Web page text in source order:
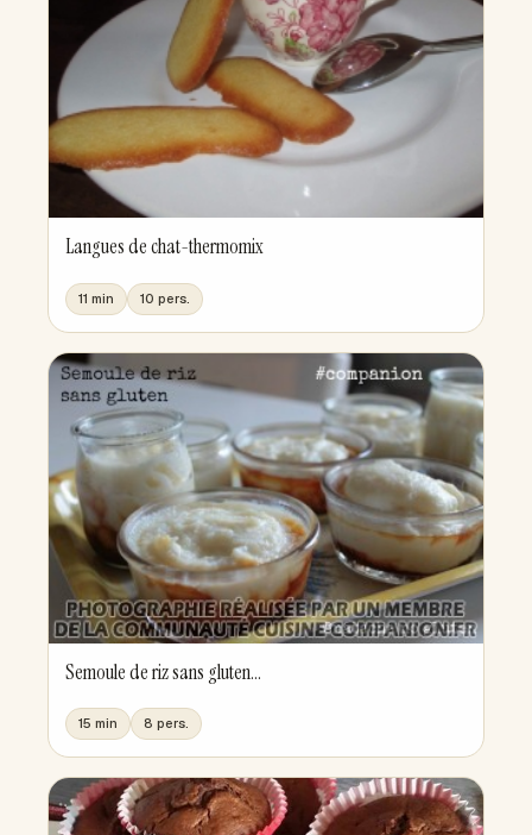
Langues de chat-thermomix
11 min 10 pers.
Semoule de riz sans gluten...
15 min 8 pers.